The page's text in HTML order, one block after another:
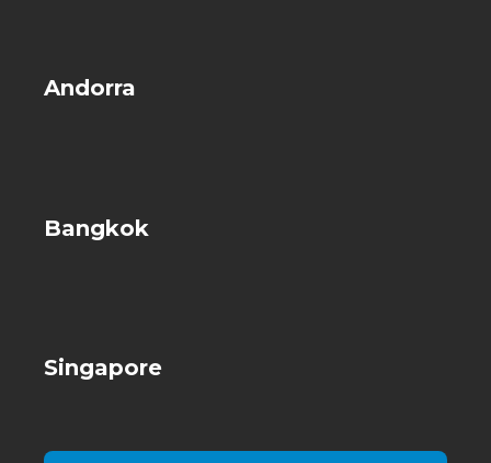
Andorra
Bangkok
Singapore